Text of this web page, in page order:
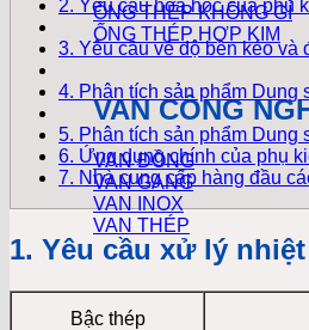
ỐNG THÉP KHÔNG GỈ
ỐNG THÉP HỢP KIM
VAN CÔNG
VAN ĐỒNG
VAN GANG
VAN INOX
VAN THÉP
2. Yêu cầu hóa học của phụ
3. Yêu cầu về độ bền kéo và
4. Phân tích sản phẩm Dung
5. Phân tích sản phẩm
6. Ứng dụng chính của phụ
7. Nhà cung cấp hàng đầu
1. Yêu cầu xử lý
Bậc thép